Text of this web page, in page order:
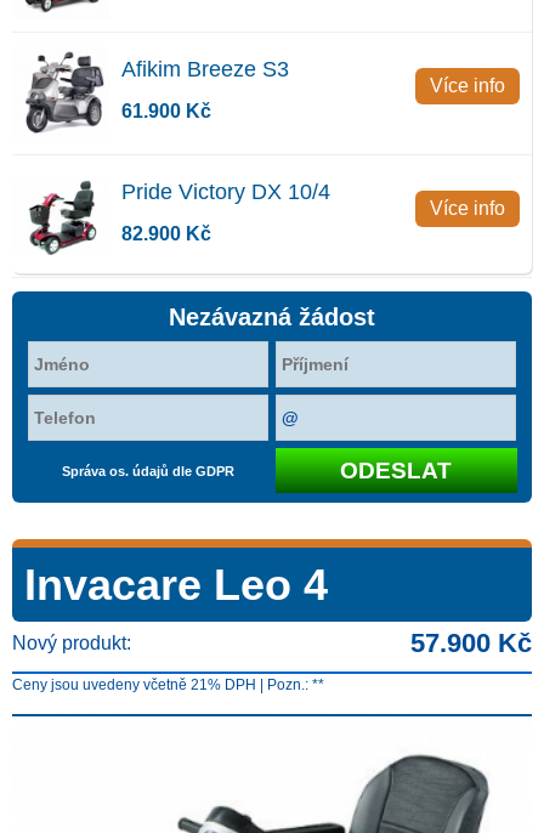
Afikim Breeze S3
61.900 Kč
Více info
Pride Victory DX 10/4
82.900 Kč
Více info
Nezávazná žádost
Správa os. údajů dle GDPR
Invacare Leo 4
Nový produkt: 57.900 Kč
Ceny jsou uvedeny včetně 21% DPH | Pozn.: **